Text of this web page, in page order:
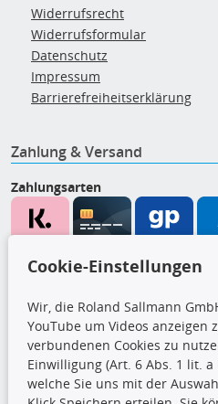
Widerrufsrecht
Widerrufsformular
Datenschutz
Impressum
Barrierefreiheitserklärung
Zahlung & Versand
Zahlungsarten
CARAT Gruppe
Cookie-Einstellungen
Wir, die Roland Sallmann
YouTube um Videos anzeigen
verbundenen Cookies zu
Einwilligung (Art. 6 Abs. 1 lit. a
welche Sie uns mit der